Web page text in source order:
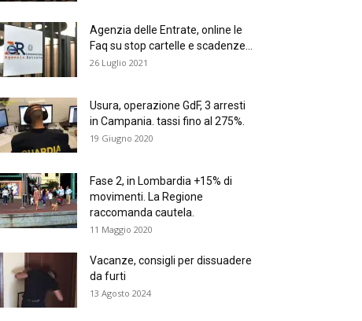
Agenzia delle Entrate, online le
Faq su stop cartelle e scadenze...
26 Luglio 2021
Usura, operazione GdF, 3 arresti
in Campania. tassi fino al 275%.
19 Giugno 2020
Fase 2, in Lombardia +15% di
movimenti. La Regione
raccomanda cautela.
11 Maggio 2020
Vacanze, consigli per dissuadere
da furti
13 Agosto 2024